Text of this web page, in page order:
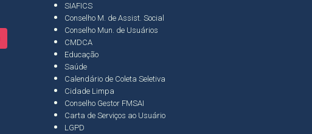
SIAFICS
Conselho M. de Assist. Social
Conselho Mun. de Usuários
CMDCA
Educação
Saúde
Calendário de Coleta Seletiva
Cidade Limpa
Conselho Gestor FMSAI
Carta de Serviços ao Usuário
LGPD